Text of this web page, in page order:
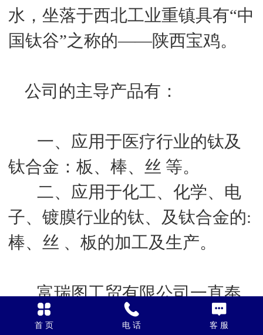
水，坐落于西北工业重镇具有“中
国钛谷”之称的——陕西宝鸡。
公司的主导产品有：
一、应用于医疗行业的钛及
钛合金：板、棒、丝 等。
二、应用于化工、化学、电
子、镀膜行业的钛、及钛合金的:
棒、丝 、板的加工及生产。
富瑞图工贸有限公司一直奉
行：客户至上，诚信、创新、务
首 页 电 话 客 服